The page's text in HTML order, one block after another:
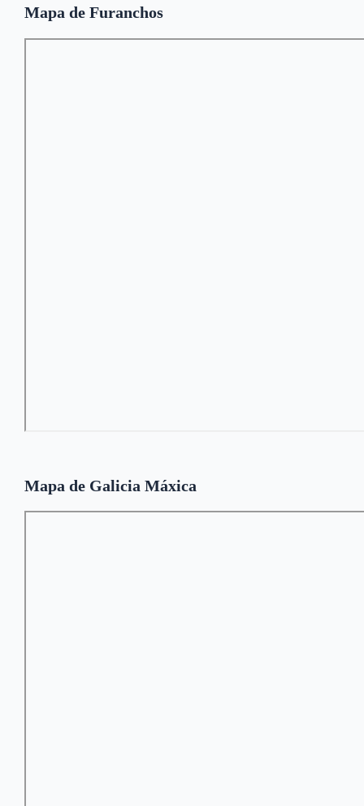
Mapa de Furanchos
Mapa de Galicia Máxica